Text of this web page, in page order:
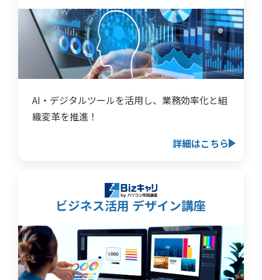
AI・デジタルツールを活用し、業務効率化と組
織変革を推進！
詳細はこちら
ビジネス活用 デザイン講座